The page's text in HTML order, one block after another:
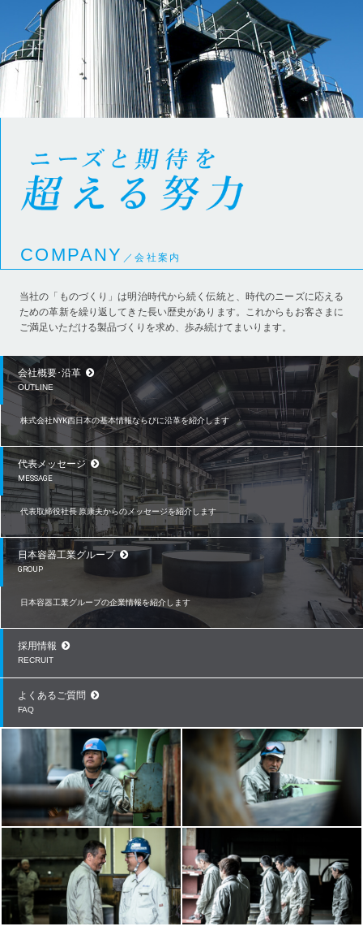
COMPANY ／会社案内
当社の「ものづくり」は明治時代から続く伝統と、時代のニーズに応える
ための革新を繰り返してきた長い歴史があります。これからもお客さまに
ご満足いただける製品づくりを求め、歩み続けてまいります。
会社概要･沿革
OUTLINE
株式会社NYK西日本の基本情報ならびに沿革を紹介します
代表メッセージ
MESSAGE
代表取締役社長 原康夫からのメッセージを紹介します
日本容器工業グループ
GROUP
日本容器工業グループの企業情報を紹介します
採用情報
RECRUIT
よくあるご質問
FAQ